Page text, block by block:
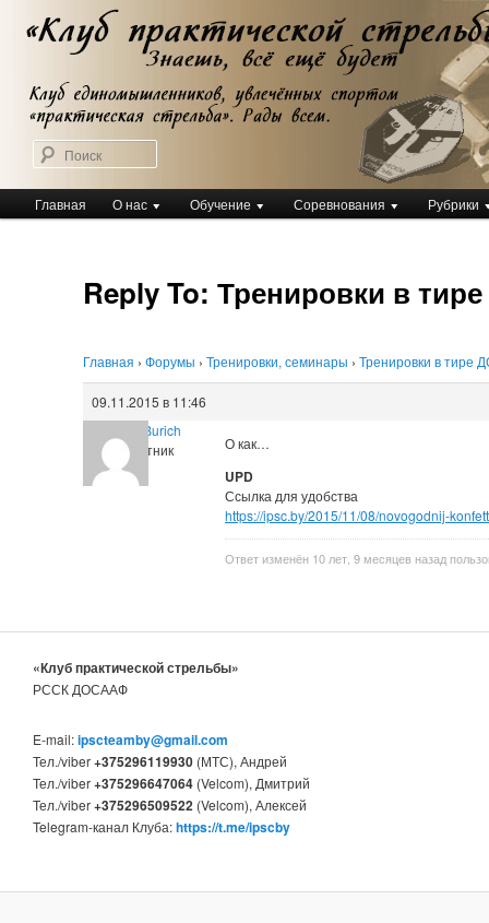
Перейти
основному
содержимому
Клуб практической стрельбы
Клуб практической стрельбы
Главное
меню
Главная О нас Обучение Соревнования Рубрики
Reply To: Тренировки в
Главная › Форумы › Тренировки, семинары › Тренировки в тире
09.11.2015 в 11:46
Aleksei Burich
Участник
О как…
UPD
Ссылка для удобства
https://ipsc.by/2015/11/08/novogodnij-
Ответ изменён 10 лет, 9 месяцев назад
«Клуб практической стрельбы»
РССК ДОСААФ
E-mail:ipscteamby@gmail.com
Тел./viber+375296119930 (МТС), Андрей
Тел./viber+375296647064 (Velcom), Дмитрий
Тел./viber+375296509522 (Velcom), Алексей
Telegram-канал Клуба:https://t.me/ipscby